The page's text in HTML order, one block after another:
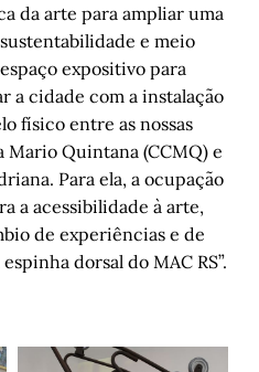
da arte para ampliar uma
e meio
expositivo para
a cidade com a instalação
físico entre as nossas
Mario Quintana (CCMQ) e
Para ela, a ocupação
a acessibilidade à arte,
de experiências e de
dorsal do MAC RS”.